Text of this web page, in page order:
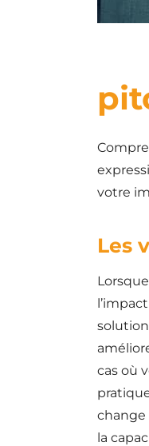
votre
Les
cas où
change
la